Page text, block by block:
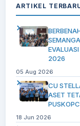
ARTIKEL
2026
05 Aug 2026
CU
ASET
18 Jun 2026